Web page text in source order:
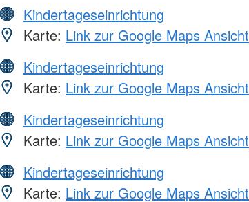
Kindertageseinrichtung
Karte: Link zur Google Maps Ansicht
Kindertageseinrichtung
Karte: Link zur Google Maps Ansicht
Kindertageseinrichtung
Karte: Link zur Google Maps Ansicht
Kindertageseinrichtung
Karte: Link zur Google Maps Ansicht